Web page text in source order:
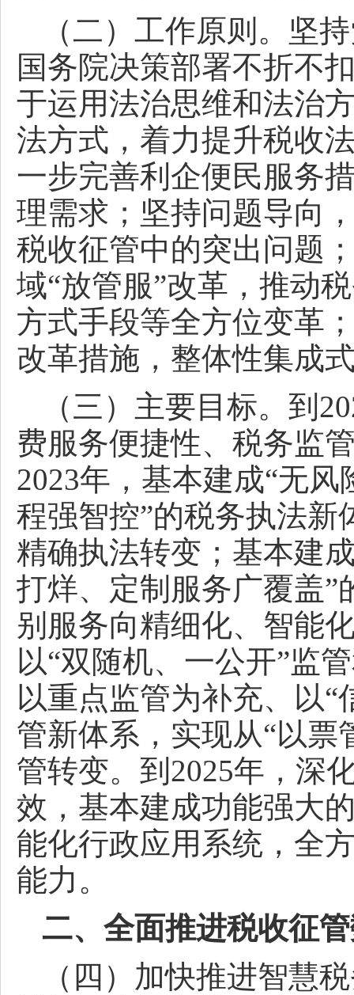
（二）工作原则。坚
国务院决策部署不折不
于运用法治思维和法治
法方式，着力提升税收
一步完善利企便民服务
理需求；坚持问题导向
税收征管中的突出问题
域“放管服”改革，推动
方式手段等全方位变革
改革措施，整体性集成
（三）主要目标。到
费服务便捷性、税务监
2023年，基本建成“无
程强智控”的税务执法
精确执法转变；基本建
打烊、定制服务广覆盖
别服务向精细化、智能
以“双随机、一公开”监
以重点监管为补充、以“
管新体系，实现从“以票
管转变。到2025年，深
效，基本建成功能强大
能化行政应用系统，全
能力。
二、全面推进税收征
（四）加快推进智慧